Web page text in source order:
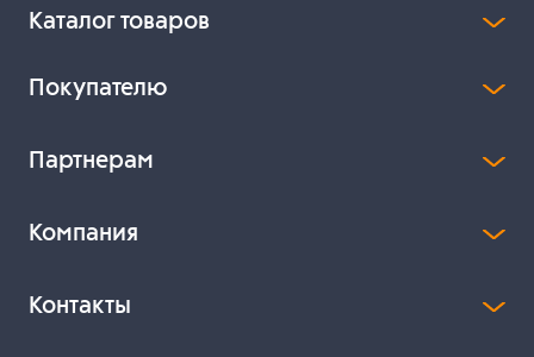
Каталог товаров
Покупателю
Партнерам
Компания
Контакты